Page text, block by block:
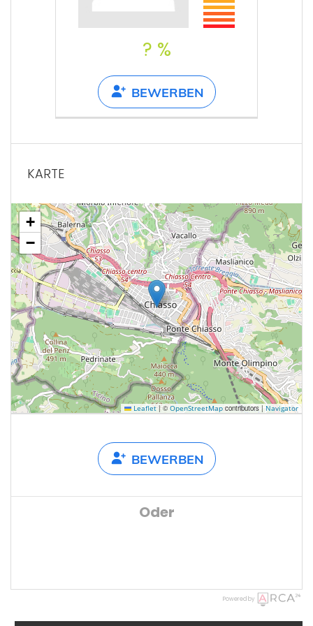
? %
BEWERBEN
KARTE
+
−
Leaflet |©OpenStreetMapcontributors |Navigator
BEWERBEN
Oder
Powered by